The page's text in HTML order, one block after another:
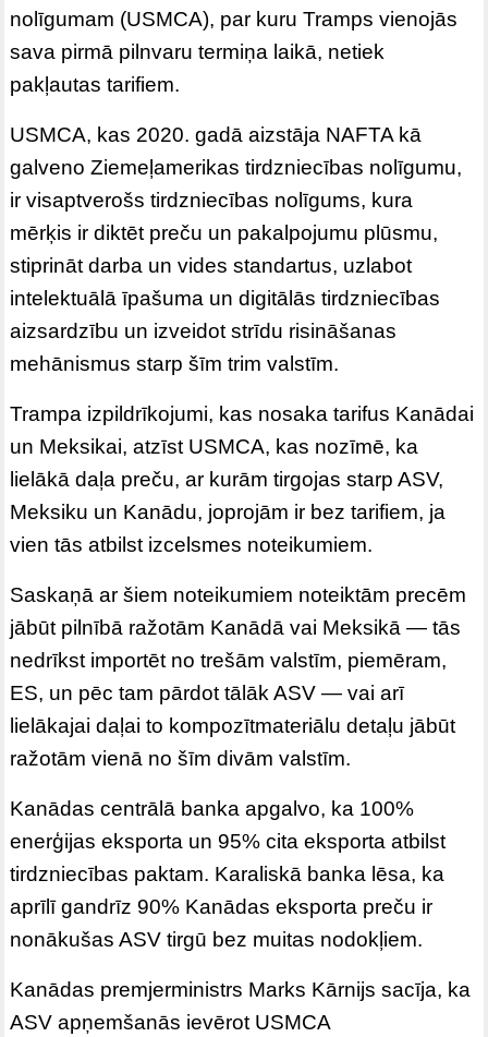
nolīgumam (USMCA), par kuru Tramps vienojās
sava pirmā pilnvaru termiņa laikā, netiek
pakļautas tarifiem.
USMCA, kas 2020. gadā aizstāja NAFTA kā
galveno Ziemeļamerikas tirdzniecības nolīgumu,
ir visaptverošs tirdzniecības nolīgums, kura
mērķis ir diktēt preču un pakalpojumu plūsmu,
stiprināt darba un vides standartus, uzlabot
intelektuālā īpašuma un digitālās tirdzniecības
aizsardzību un izveidot strīdu risināšanas
mehānismus starp šīm trim valstīm.
Trampa izpildrīkojumi, kas nosaka tarifus Kanādai
un Meksikai, atzīst USMCA, kas nozīmē, ka
lielākā daļa preču, ar kurām tirgojas starp ASV,
Meksiku un Kanādu, joprojām ir bez tarifiem, ja
vien tās atbilst izcelsmes noteikumiem.
Saskaņā ar šiem noteikumiem noteiktām precēm
jābūt pilnībā ražotām Kanādā vai Meksikā — tās
nedrīkst importēt no trešām valstīm, piemēram,
ES, un pēc tam pārdot tālāk ASV — vai arī
lielākajai daļai to kompozītmateriālu detaļu jābūt
ražotām vienā no šīm divām valstīm.
Kanādas centrālā banka apgalvo, ka 100%
enerģijas eksporta un 95% cita eksporta atbilst
tirdzniecības paktam. Karaliskā banka lēsa, ka
aprīlī gandrīz 90% Kanādas eksporta preču ir
nonākušas ASV tirgū bez muitas nodokļiem.
Kanādas premjerministrs Marks Kārnijs sacīja, ka
ASV apņemšanās ievērot USMCA